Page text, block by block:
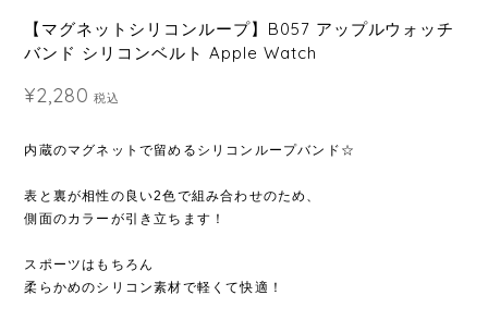
【マグネットシリコンループ】B057 アップルウォッチ
バンド シリコンベルト Apple Watch
¥2,280 税込
内蔵のマグネットで留めるシリコンループバンド☆
表と裏が相性の良い2色で組み合わせのため、
側面のカラーが引き立ちます！
スポーツはもちろん
柔らかめのシリコン素材で軽くて快適！